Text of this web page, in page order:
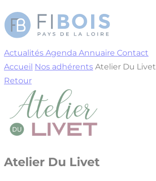
Actualités Agenda Annuaire Contact
Accueil Nos adhérents Atelier Du Livet
Retour
Atelier Du Livet